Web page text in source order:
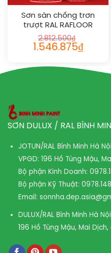
Sơn sàn chống trơn
trượt RAL RAFLOOR
ANTI-SLIP 1020
2.812.500₫
1.546.875₫
SƠN DULUX / RAL BÌNH
JOTUN/RAL Bình Minh Hà Nội
VPGD: 196 Hồ Tùng Mậu,
Bộ phận Kinh Doanh:
Bộ phận Kỹ Thuật:
Email:
DULUX/RAL Bình Minh Hà
196 Hồ Tùng Mậu, Mai